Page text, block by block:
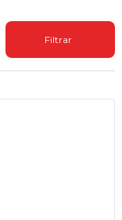
Filtrar